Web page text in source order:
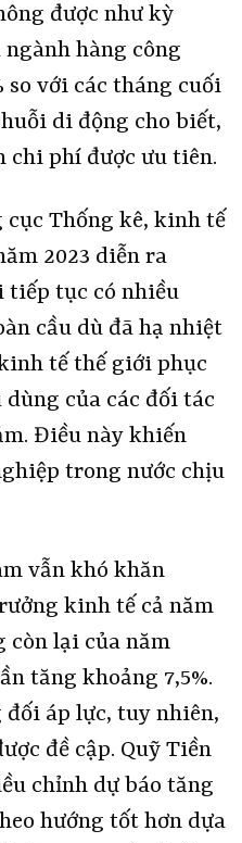
được như kỳ
hàng công
so với các tháng cuối
di động cho biết,
chi phí được ưu tiên.
cục Thống kê, kinh tế
2023 diễn ra
tiếp tục có nhiều
cầu dù đã hạ nhiệt
tế thế giới phục
của các đối tác
Điều này khiến
trong nước chịu
vẫn khó khăn
kinh tế cả năm
còn lại của năm
tăng khoảng 7,5%.
áp lực, tuy nhiên,
đề cập. Quỹ Tiền
chỉnh dự báo tăng
hướng tốt hơn dựa